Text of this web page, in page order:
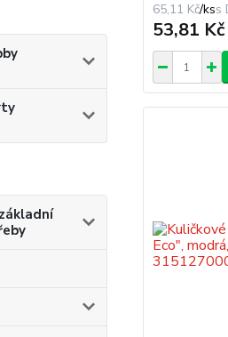
65,11 Kč/ks
53,81 Kč